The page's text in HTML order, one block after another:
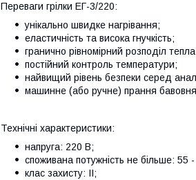
Переваги грілки ЕГ-3/220:
унікально швидке нагрівання;
еластичність та висока гнучкість;
гранично рівномірний розподіл
постійний контроль температури;
найвищий рівень безпеки серед
машинне (або ручне) прання
Технічні характеристики:
напруга: 220 В;
споживана потужність не більше: 55
клас захисту: ІІ;